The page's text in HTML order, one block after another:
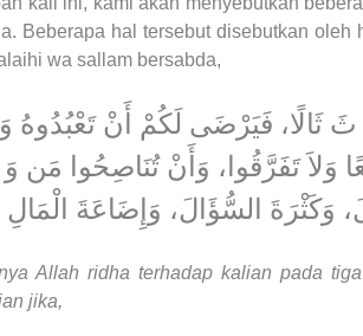
Beberapa hal tersebut disebutkan
wa sallam bersabda,
ثَالًا، فَيَرْضَى لَكُمْ أَنْ تَعْبُدُوهُ
وَلاَ تَفَرَّقُوا، وَأَنْ تُنَاصِحُوا مَن وَ
وَكَثْرَةَ السُّؤَالَ، وَإِضَاعَةَ الْمَالِ
Allah ridha terhadap kalian pada
jika,